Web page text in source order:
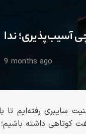
آسیب‌پذیری؛ ندا
9 months ago
رفته‌ایم تا
کوتاهی داشته باشیم؛